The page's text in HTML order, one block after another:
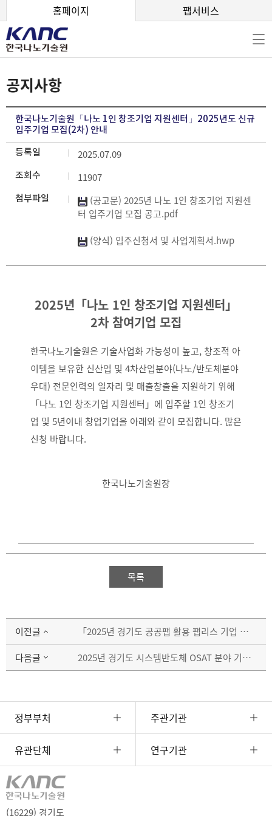
홈페이지 팹서비스
공지사항
한국나노기술원「나노 1인 창조기업 지원센터」2025년도 신규
입주기업 모집(2차) 안내
등록일 2025.07.09
조회수 11907
첨부파일
(공고문) 2025년 나노 1인 창조기업 지원센
터 입주기업 모집 공고.pdf
(양식) 입주신청서 및 사업계획서.hwp
2025년「나노 1인 창조기업 지원센터」
2차 참여기업 모집
한국나노기술원은 기술사업화 가능성이 높고, 창조적 아
이템을 보유한 신산업 및 4차산업분야(나노/반도체분야
우대) 전문인력의 일자리 및 매출창출을 지원하기 위해
「나노 1인 창조기업 지원센터」에 입주할 1인 창조기
업 및 5년이내 창업기업을 아래와 같이 모집합니다. 많은
신청 바랍니다.
한국나노기술원장
목록
이전글
「2025년 경기도 공공팹 활용 팹리스 기업 시제품 개발 지원사업」 참여기업 모집 공고 안내 (GaN MPW 모집)
다음글
2025년 경기도 시스템반도체 OSAT 분야 기술개발 지원사업 제2차 모집 설명회 안내
정부부처 주관기관
유관단체 연구기관
(16229) 경기도